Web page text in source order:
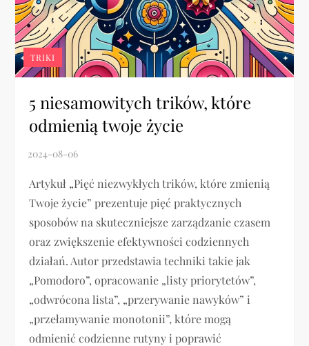
TRIKI
5 niesamowitych trików, które
odmienią twoje życie
Artykuł „Pięć niezwykłych trików, które zmienią
Twoje życie” prezentuje pięć praktycznych
sposobów na skuteczniejsze zarządzanie czasem
oraz zwiększenie efektywności codziennych
działań. Autor przedstawia techniki takie jak
„Pomodoro”, opracowanie „listy priorytetów”,
„odwrócona lista”, „przerywanie nawyków” i
„przełamywanie monotonii”, które mogą
odmienić codzienne rutyny i poprawić